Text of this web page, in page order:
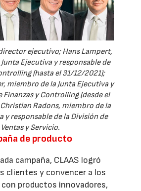
ejecutivo; Hans Lampert,
Ejecutiva y responsable de
(hasta el 31/12/2021);
miembro de la Junta Ejecutiva y
Finanzas y Controlling (desde el
Radons, miembro de la
y responsable de la División de
Ventas y Servicio.
de producto
campaña, CLAAS logró
clientes y convencer a los
productos innovadores,